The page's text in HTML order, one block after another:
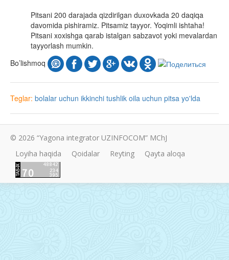
Pitsani 200 darajada qizdirilgan duxovkada 20 daqiqa
davomida pishiramiz. Pitsamiz tayyor. Yoqimli ishtaha!
Pitsani xoxishga qarab istalgan sabzavot yoki mevalardan
tayyorlash mumkin.
Bo’lishmoq
Teglar: bolalar uchun ikkinchi tushlik oila uchun pitsa yo'lda
© 2026 “Yagona integrator UZINFOCOM” MChJ
Loyiha haqida
Qoidalar Reyting Qayta aloqa